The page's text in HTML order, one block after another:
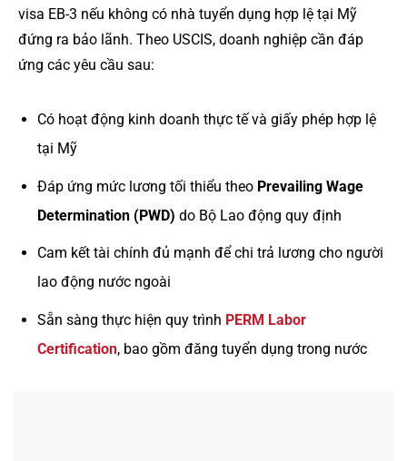
visa EB-3 nếu không có nhà tuyển dụng hợp lệ tại Mỹ
đứng ra bảo lãnh. Theo USCIS, doanh nghiệp cần đáp
ứng các yêu cầu sau:
Có hoạt động kinh doanh thực tế và giấy phép hợp lệ
tại Mỹ
Đáp ứng mức lương tối thiểu theo Prevailing Wage
Determination (PWD) do Bộ Lao động quy định
Cam kết tài chính đủ mạnh để chi trả lương cho người
lao động nước ngoài
Sẵn sàng thực hiện quy trình PERM Labor
Certification, bao gồm đăng tuyển dụng trong nước